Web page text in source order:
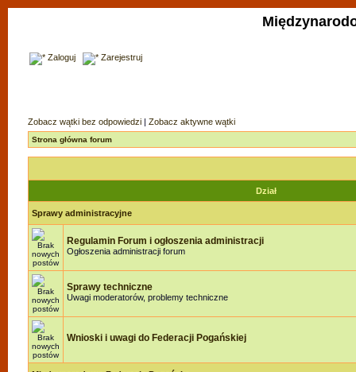
Zaloguj Zarejestruj
Zobacz wątki bez odpowiedzi | Zobacz aktywne wątki
Strona główna forum
Dział
Sprawy administracyjne
Regulamin Forum i ogłoszenia administracji
Ogłoszenia administracji forum
Sprawy techniczne
Uwagi moderatorów, problemy techniczne
Wnioski i uwagi do Federacji Pogańskiej